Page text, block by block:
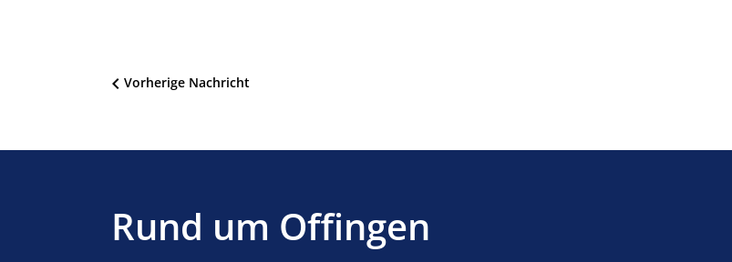
Beitragsnavigation
Vorherige Nachricht
Rund um Offingen